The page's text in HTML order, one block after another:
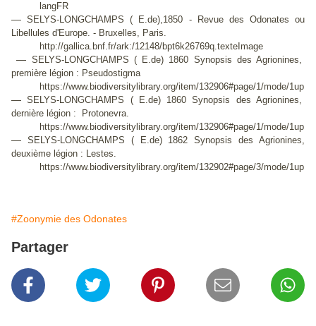
langFR
—SELYS-LONGCHAMPS ( E.de),1850 - Revue des Odonates ou
Libellules d'Europe. - Bruxelles, Paris.
http://gallica.bnf.fr/ark:/12148/bpt6k26769q.texteImage
— SELYS-LONGCHAMPS ( E.de) 1860 Synopsis des Agrionines,
première légion : Pseudostigma
https://www.biodiversitylibrary.org/item/132906#page/1/mode/1up
—SELYS-LONGCHAMPS ( E.de) 1860 Synopsis des Agrionines,
dernière légion : Protonevra.
https://www.biodiversitylibrary.org/item/132906#page/1/mode/1up
— SELYS-LONGCHAMPS ( E.de) 1862 Synopsis des Agrionines,
deuxième légion : Lestes.
https://www.biodiversitylibrary.org/item/132902#page/3/mode/1up
#Zoonymie des Odonates
Partager